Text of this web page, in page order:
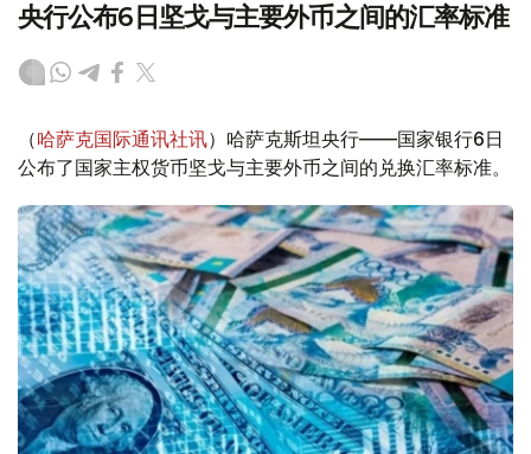
央行公布6日坚戈与主要外币之间的汇率标准
（哈萨克国际通讯社讯）哈萨克斯坦央行——国家银行6日
公布了国家主权货币坚戈与主要外币之间的兑换汇率标准。